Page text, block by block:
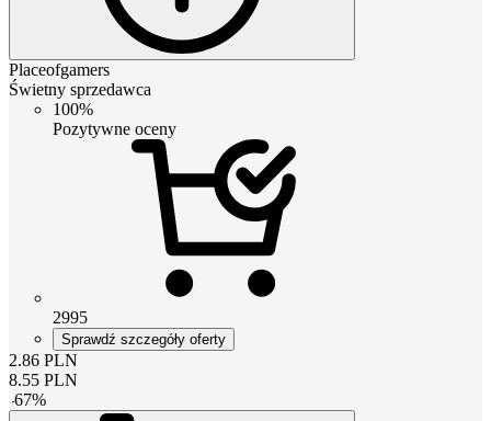
Placeofgamers
Świetny sprzedawca
100%
Pozytywne oceny
2995
Sprawdź szczegóły oferty
2.86 PLN
8.55 PLN
-67%